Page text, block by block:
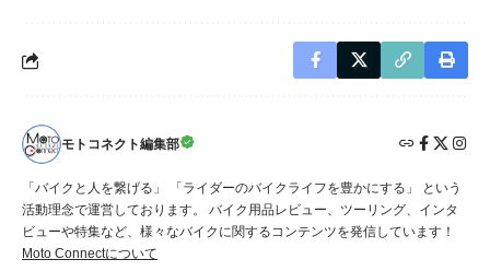
モトコネクト編集部
「バイクと人を繋げる」 「ライダーのバイクライフを豊かにする」 という
活動理念で運営しております。 バイク用品レビュー、ツーリング、インタ
ビューや特集など、様々なバイクに関するコンテンツを発信しています！
Moto Connectについて